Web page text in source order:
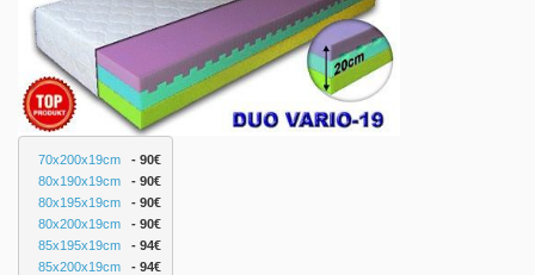
70x200x19cm
   - 90€
80x190x19cm
   - 90€
80x195x19cm
   - 90€
80x200x19cm
   - 90€
85x195x19cm
- 94€
85x200x19cm
- 94€